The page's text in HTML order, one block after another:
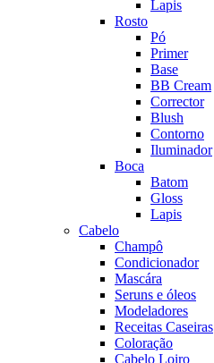
Lapis
Rosto
Pó
Primer
Base
BB Cream
Corrector
Blush
Contorno
Iluminador
Boca
Batom
Gloss
Lapis
Cabelo
Champô
Condicionador
Mascára
Seruns e óleos
Modeladores
Receitas Caseiras
Coloração
Cabelo Loiro